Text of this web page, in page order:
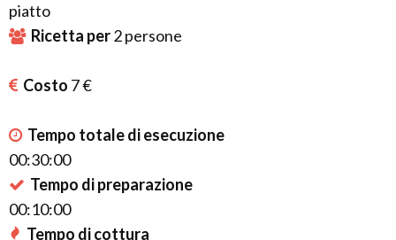
piatto
Ricetta per2persone
Costo 7 €
Tempo totale di esecuzione
00:30:00
Tempo di preparazione
00:10:00
Tempo di cottura